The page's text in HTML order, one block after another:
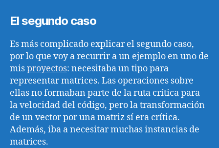
El segundo caso
Es más complicado explicar el segundo caso,
por lo que voy a recurrir a un ejemplo en uno de
misproyectos: necesitaba un tipo para
representar matrices. Las operaciones sobre
ellas no formaban parte de la ruta crítica para
la velocidad del código, pero la transformación
de un vector por una matriz sí era crítica.
Además, iba a necesitar muchas instancias de
matrices.